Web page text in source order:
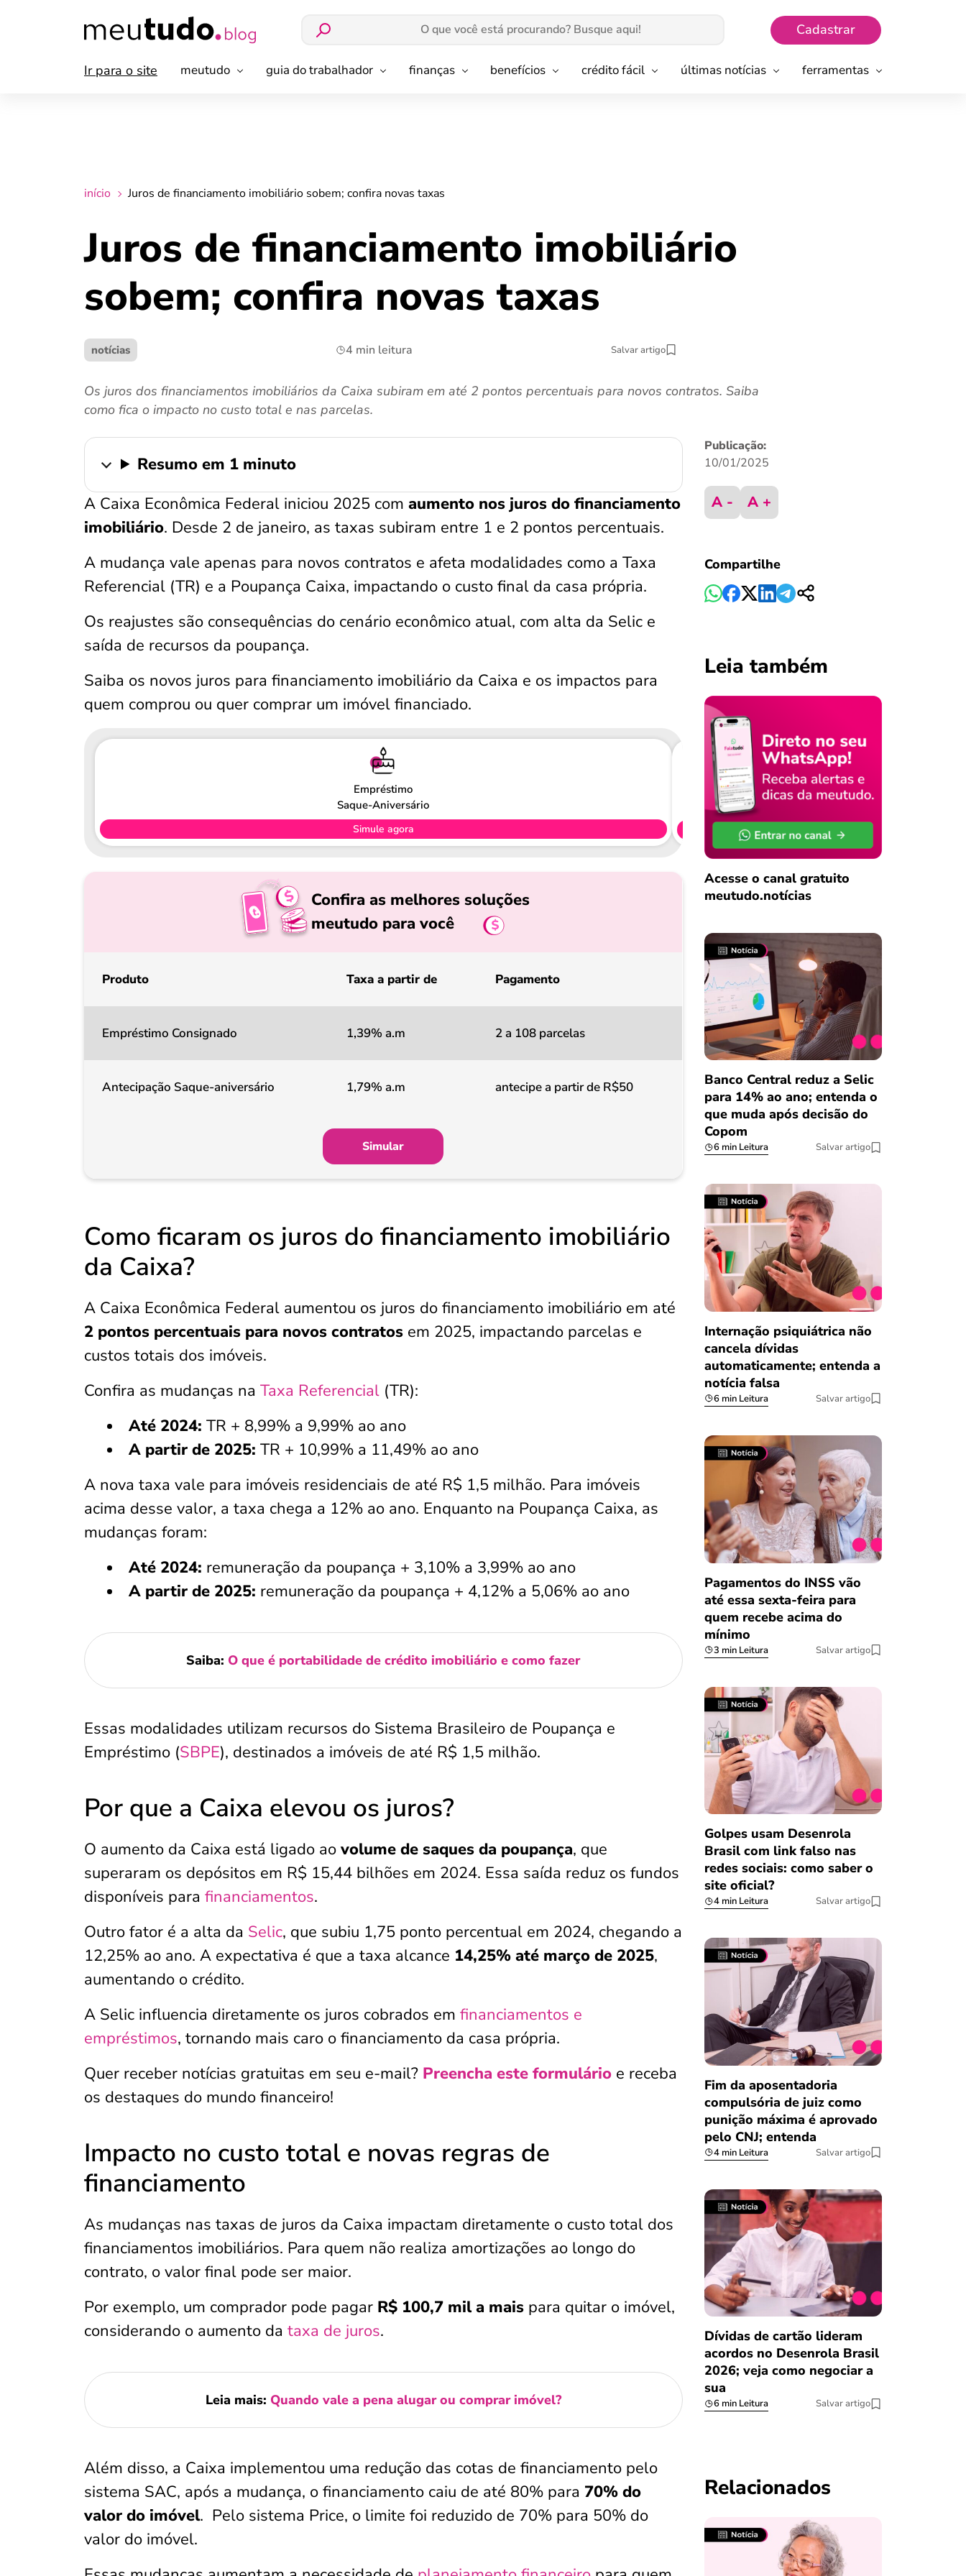
Cadastrar
Ir para o site meutudo guia do trabalhador finanças benefícios crédito fácil últimas notícias ferramentas
início Juros de financiamento imobiliário sobem; confira novas taxas
Juros de financiamento imobiliário
sobem; confira novas taxas
notícias 4 min leitura Salvar artigo
Os juros dos financiamentos imobiliários da Caixa subiram em até 2 pontos percentuais para novos contratos. Saiba
como fica o impacto no custo total e nas parcelas.
Resumo em 1 minuto
A Caixa Econômica Federal iniciou 2025 com aumento nos juros do financiamento
imobiliário. Desde 2 de janeiro, as taxas subiram entre 1 e 2 pontos percentuais.
A mudança vale apenas para novos contratos e afeta modalidades como a Taxa
Referencial (TR) e a Poupança Caixa, impactando o custo final da casa própria.
Os reajustes são consequências do cenário econômico atual, com alta da Selic e
saída de recursos da poupança.
Saiba os novos juros para financiamento imobiliário da Caixa e os impactos para
quem comprou ou quer comprar um imóvel financiado.
Empréstimo
Saque-Aniversário
Simule agora
Confira as melhores soluções
meutudo para você
Produto Taxa a partir de Pagamento
Empréstimo Consignado 1,39% a.m 2 a 108 parcelas
Antecipação Saque-aniversário 1,79% a.m antecipe a partir de R$50
Simular
Como ficaram os juros do financiamento imobiliário
da Caixa?
A Caixa Econômica Federal aumentou os juros do financiamento imobiliário em até
2 pontos percentuais para novos contratos em 2025, impactando parcelas e
custos totais dos imóveis.
Confira as mudanças na Taxa Referencial (TR):
Até 2024: TR + 8,99% a 9,99% ao ano
A partir de 2025: TR + 10,99% a 11,49% ao ano
A nova taxa vale para imóveis residenciais de até R$ 1,5 milhão. Para imóveis
acima desse valor, a taxa chega a 12% ao ano. Enquanto na Poupança Caixa, as
mudanças foram:
Até 2024: remuneração da poupança + 3,10% a 3,99% ao ano
A partir de 2025: remuneração da poupança + 4,12% a 5,06% ao ano
Saiba: O que é portabilidade de crédito imobiliário e como fazer
Essas modalidades utilizam recursos do Sistema Brasileiro de Poupança e
Empréstimo (SBPE), destinados a imóveis de até R$ 1,5 milhão.
Por que a Caixa elevou os juros?
O aumento da Caixa está ligado ao volume de saques da poupança, que
superaram os depósitos em R$ 15,44 bilhões em 2024. Essa saída reduz os fundos
disponíveis para financiamentos.
Outro fator é a alta da Selic, que subiu 1,75 ponto percentual em 2024, chegando a
12,25% ao ano. A expectativa é que a taxa alcance 14,25% até março de 2025,
aumentando o crédito.
A Selic influencia diretamente os juros cobrados em financiamentos e
empréstimos, tornando mais caro o financiamento da casa própria.
Quer receber notícias gratuitas em seu e-mail? Preencha este formulário e receba
os destaques do mundo financeiro!
Impacto no custo total e novas regras de
financiamento
As mudanças nas taxas de juros da Caixa impactam diretamente o custo total dos
financiamentos imobiliários. Para quem não realiza amortizações ao longo do
contrato, o valor final pode ser maior.
Por exemplo, um comprador pode pagar R$ 100,7 mil a mais para quitar o imóvel,
considerando o aumento da taxa de juros.
Leia mais: Quando vale a pena alugar ou comprar imóvel?
Além disso, a Caixa implementou uma redução das cotas de financiamento pelo
sistema SAC, após a mudança, o financiamento caiu de até 80% para 70% do
valor do imóvel. Pelo sistema Price, o limite foi reduzido de 70% para 50% do
valor do imóvel.
Publicação:
10/01/2025
A - A +
Compartilhe
Leia também
Acesse o canal gratuito
meutudo.notícias
Banco Central reduz a Selic
para 14% ao ano; entenda o
que muda após decisão do
Copom
6 min Leitura Salvar artigo
Internação psiquiátrica não
cancela dívidas
automaticamente; entenda a
notícia falsa
6 min Leitura Salvar artigo
Pagamentos do INSS vão
até essa sexta-feira para
quem recebe acima do
mínimo
3 min Leitura Salvar artigo
Golpes usam Desenrola
Brasil com link falso nas
redes sociais: como saber o
site oficial?
4 min Leitura Salvar artigo
Fim da aposentadoria
compulsória de juiz como
punição máxima é aprovado
pelo CNJ; entenda
4 min Leitura Salvar artigo
Dívidas de cartão lideram
acordos no Desenrola Brasil
2026; veja como negociar a
sua
6 min Leitura Salvar artigo
Relacionados